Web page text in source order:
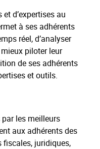
d’expertises au
à ses adhérents
réel, d’analyser
piloter leur
de ses adhérents
et outils.
par les meilleurs
aux adhérents des
juridiques,